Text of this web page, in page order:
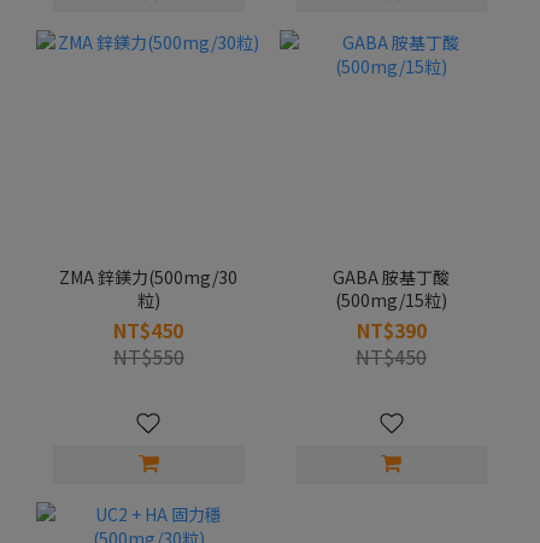
ZMA 鋅鎂力(500mg/30
粒)
NT$450
NT$550
GABA 胺基丁酸
(500mg/15粒)
NT$390
NT$450